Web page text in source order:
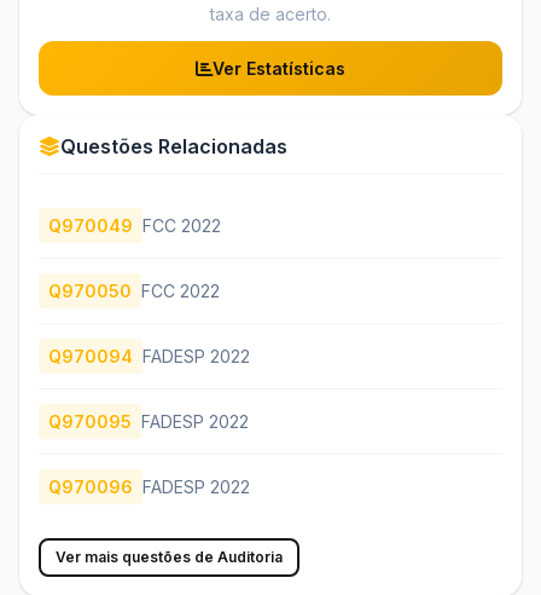
taxa de acerto.
Ver Estatísticas
Questões Relacionadas
Q970049 FCC 2022
Q970050 FCC 2022
Q970094 FADESP 2022
Q970095 FADESP 2022
Q970096 FADESP 2022
Ver mais questões de Auditoria